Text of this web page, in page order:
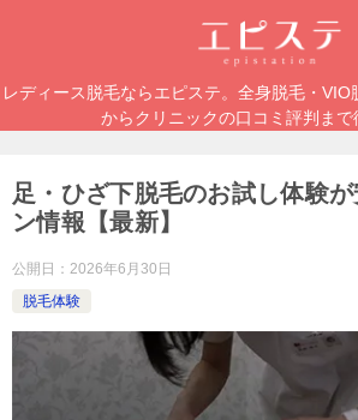
レディース脱毛ならエピステ。全身脱毛・
からクリニックの口コミ評判まで
足・ひざ下脱毛のお試し体験
ン情報【最新】
公開日： 2026年6月30日
脱毛体験